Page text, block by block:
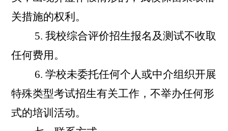
关措施的权利。
5.我校综合评价招生报名及测试不收取
任何费用。
6.学校未委托任何个人或中介组织开展
特殊类型考试招生有关工作，不举办任何形
式的培训活动。